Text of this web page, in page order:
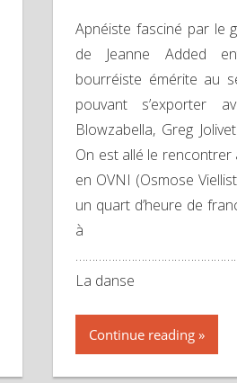
Apnéiste fasciné par le
de Jeanne Added
bourréiste émérite au
pouvant s’exporter
Blowzabella, Greg
On est allé le
en OVNI (Osmose
un quart d’heure de
à
La danse
Continue reading